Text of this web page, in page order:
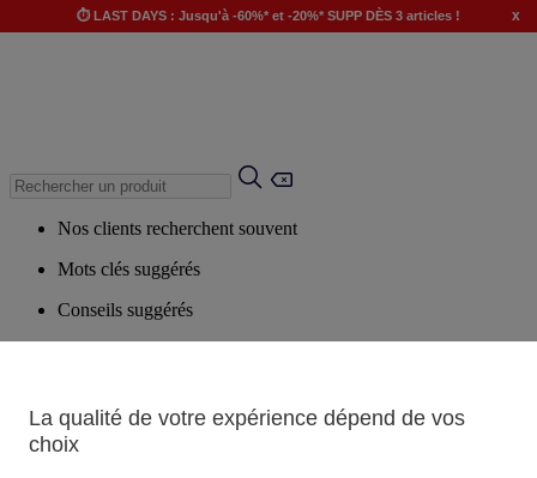
⏱️ LAST DAYS : Jusqu'à -60%* et -20%* SUPP DÈS 3 articles ! x
Nos clients recherchent souvent
Mots clés suggérés
Conseils suggérés
La qualité de votre expérience dépend de vos
choix